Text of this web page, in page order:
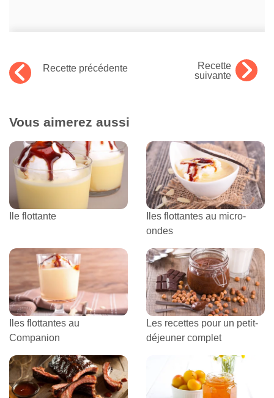
Recette précédente
Recette
suivante
Vous aimerez aussi
Ile flottante
Iles flottantes au micro-
ondes
Iles flottantes au
Companion
Les recettes pour un petit-
déjeuner complet